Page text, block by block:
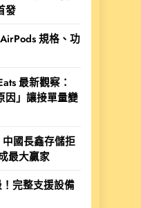
發
規格、功
最新觀察：
因」讓接單量變
國長鑫存儲拒
最大贏家
完整支援設備